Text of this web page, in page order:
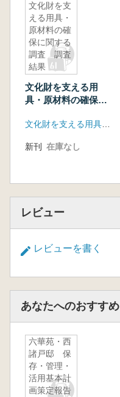
文化財を支
える用具・
原材料の確
保に関する
調査 調査
結果
文化財を支える用
具・原材料の確保に
果
新刊 在庫なし
レビュー
レビューを書く
あなたへのおすすめ
六華苑・西
諸戸邸 保
存・管理・
活用基本計
画策定報告